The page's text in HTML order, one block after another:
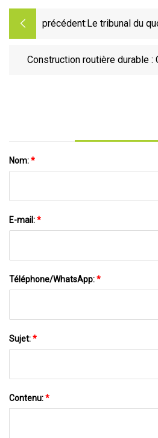
précédent: Le tribunal du
deux
Construction routière durable :
Nom:*
E-mail:*
Téléphone/WhatsApp:*
Sujet:*
Contenu:*